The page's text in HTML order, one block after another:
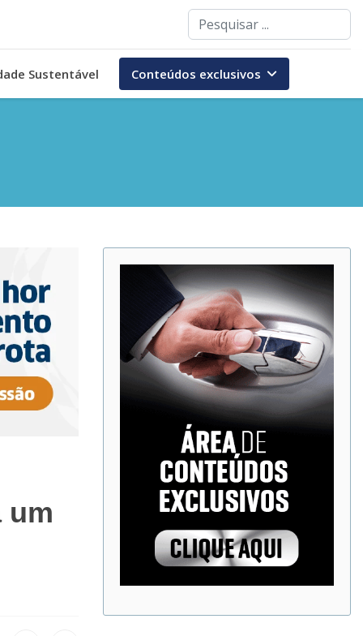
Pesquisar
Sustentável Conteúdos exclusivos
um